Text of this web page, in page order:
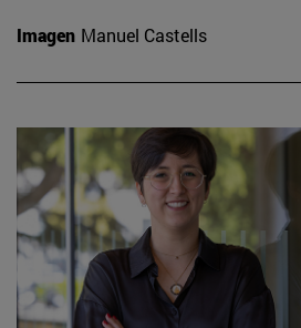
Imagen Manuel Castells